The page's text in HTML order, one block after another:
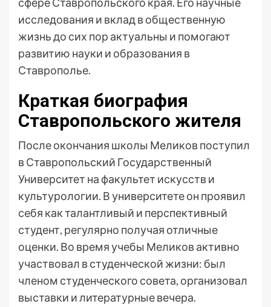
исследования и вклад в общественную
жизнь до сих пор актуальны и помогают
развитию науки и образования в
Ставрополье.
Краткая биография
Ставропольского жителя
После окончания школы Меликов поступил
в Ставропольский Государственный
Университет на факультет искусств и
культурологии. В университете он проявил
себя как талантливый и перспективный
студент, регулярно получая отличные
оценки. Во время учебы Меликов активно
участвовал в студенческой жизни: был
членом студенческого совета, организовал
выставки и литературные вечера.